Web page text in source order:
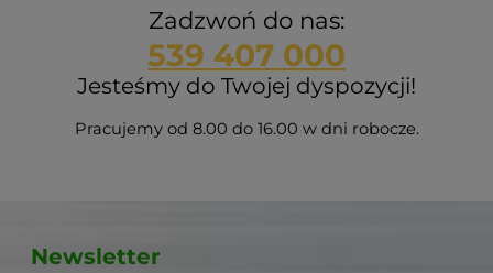
Zadzwoń do nas:
539 407 000
Jesteśmy do Twojej dyspozycji!
Pracujemy od 8.00 do 16.00 w dni robocze.
Newsletter